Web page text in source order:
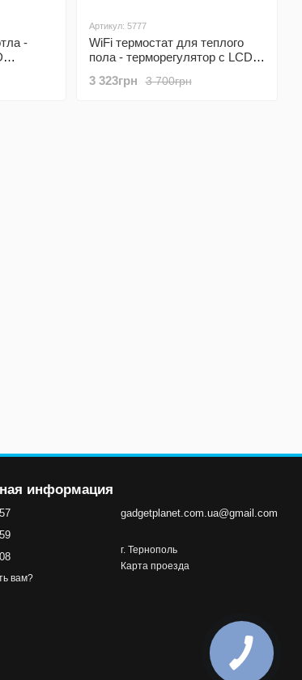
-
Артикул: 5777
WiFi термостат для теплого
пола - терморегулятор с LCD
3 700грн
3 323грн
информация
вам?
gadgetplanet.com.ua@gmail.com
г. Тернополь
Карта проезда